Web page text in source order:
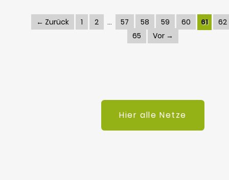
← Zurück 1 2 57 58 59 60 61
62
65
Vor →
Hier alle Netze